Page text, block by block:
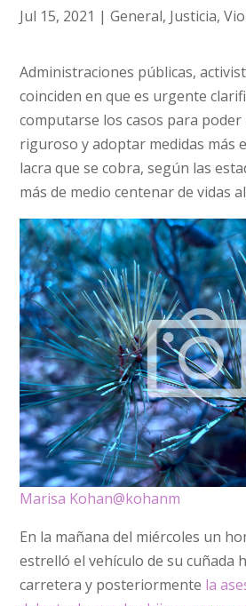
Jul 15, 2021 |General, Justicia,
Administraciones públicas,
coinciden en que es urgente
computarse los casos para
riguroso y adoptar medidas más
lacra que se cobra, según las
más de medio centenar de vidas
Marisa Kohan@kohanm
En la mañana del miércoles un
estrelló el vehículo de su cuñada
carretera y posteriormente la